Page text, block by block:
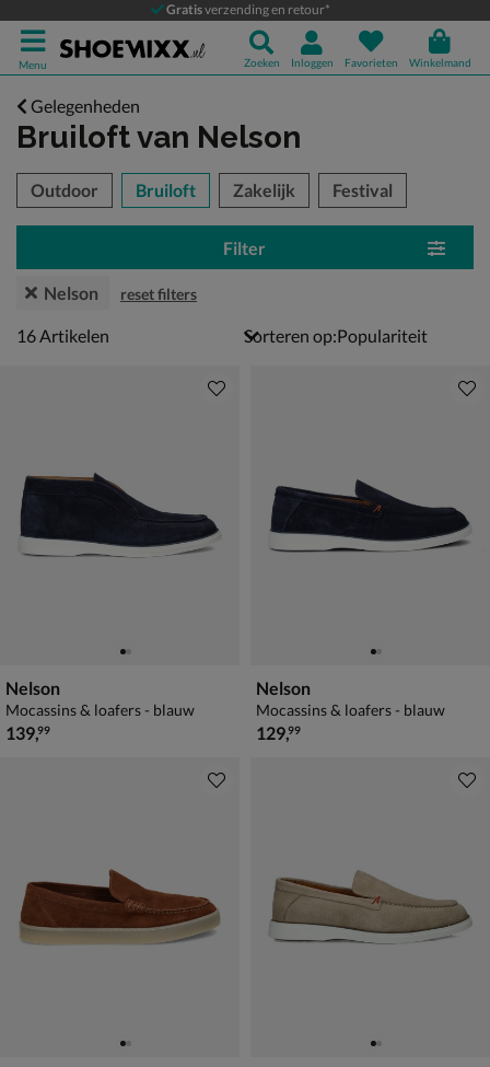
Gratisverzending en retour*
Menu Zoeken Inloggen Favorieten Winkelmand
Gelegenheden
Bruiloftvan Nelson
over
Outdoor Bruiloft Zakelijk Festival
Filter
Nelson reset filters
16 artikelen
16Artikelen Sorteren op:
Nelson
Mocassins & loafers - blauw
€ 139,99
139,99
Nelson
Mocassins & loafers - blauw
€ 129,99
129,99